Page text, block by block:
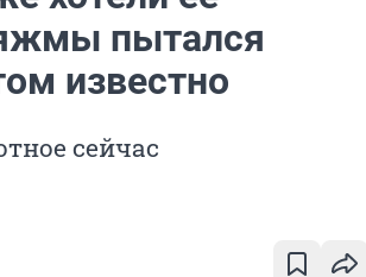
пытался
известно
сейчас